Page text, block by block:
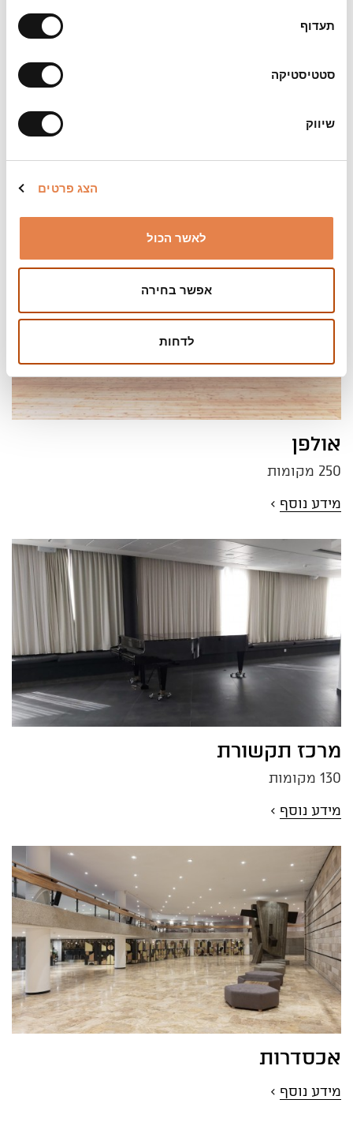
תעדוף
סטטיסטיקה
שיווק
הצג פרטים
לאשר הכול
אפשר בחירה
לדחות
אולם עוזי וכסלר
117 מקומות
אולפן
250 מקומות
מידע נוסף >
מרכז תקשורת
130 מקומות
מידע נוסף >
אכסדרות
מידע נוסף >